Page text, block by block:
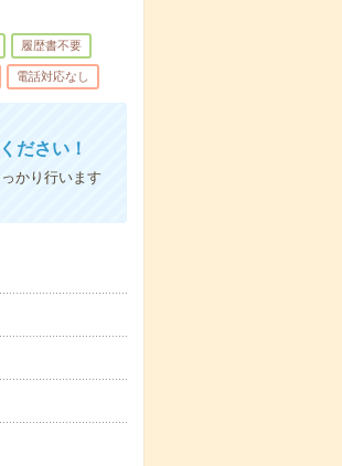
履歴書不要
電話対応なし
ださい！
かり行います